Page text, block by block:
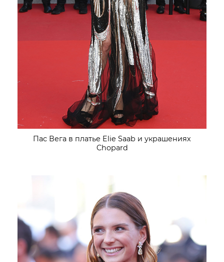
Пас Вега в платье Elie Saab и украшениях
Chopard